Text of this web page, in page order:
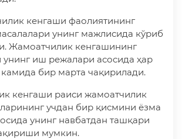
кенгаши фаолиятининг
унинг мажлисида кўриб
Жамоатчилик кенгашининг
иш режалари асосида ҳар
бир марта чақирилади.
кенгаши раиси жамоатчилик
учдан бир қисмини ёзма
унинг навбатдан ташқари
мумкин.